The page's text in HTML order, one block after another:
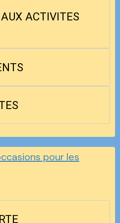
ACTIVITES
pour les